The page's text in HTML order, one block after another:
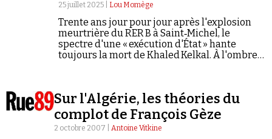
Revues de presse
25 juillet 2025 | Lou Momège
Trente ans jour pour jour après l'explosion
meurtrière du RER B à Saint‑Michel, le
spectre d'une « exécution d'État » hante
toujours la mort de Khaled Kelkal. À l'ombre
Sur l'Algérie, les théories du
complot de François Gèze
2 octobre 2007 | Antoine Vitkine